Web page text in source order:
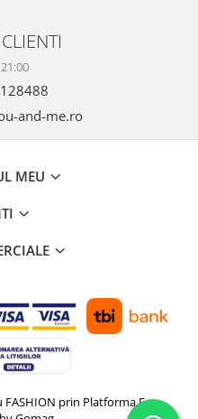
and-me.ro
MEU
prin Platforma E-